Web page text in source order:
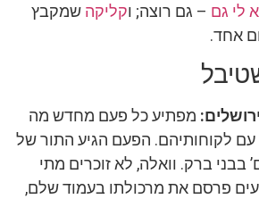
לי גם – גם רוצה; וקליקה שמקבץ
אחד.
מפתיע כל פעם מחדש מה
עם לקוחותיהם. הפעם הגיע התור של
בבני ברק. וואלה, לא זוכרים מתי
פרסם את מרכולתו בעמוד שלם,